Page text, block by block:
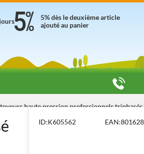
5% dès le deuxième article
ajouté au panier
haute pression professionnels triphasés
ID:K605562 EAN: